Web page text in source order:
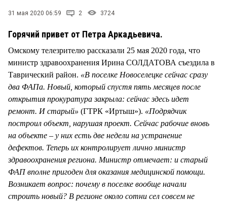
31 мая 2020 06:59 2 3724
Горячий привет от Петра Аркадьевича.
Омскому телезрителю рассказали 25 мая 2020 года, что
министр здравоохранения Ирина СОЛДАТОВА съездила в
Таврический район. «В поселке Новоселецке сейчас сразу
два ФАПа. Новый, который спустя пять месяцев после
открытия прокуратура закрыла: сейчас здесь идет
ремонт. И старый» (ГТРК «Иртыш»). «Подрядчик
построил объект, нарушая проект. Сейчас рабочие вновь
на объекте – у них есть две недели на устранение
дефектов. Теперь их контролирует лично министр
здравоохранения региона. Министр отмечает: и старый
ФАП вполне пригоден для оказания медицинской помощи.
Возникает вопрос: почему в поселке вообще начали
строить новый? В регионе около сотни сел совсем не